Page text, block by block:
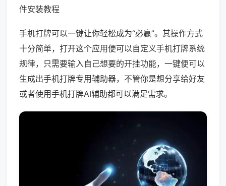
件安装教程
手机打牌可以一键让你轻松成为“必赢”。其操作方式
十分简单，打开这个应用便可以自定义手机打牌系统
规律，只需要输入自己想要的开挂功能，一键便可以
生成出手机打牌专用辅助器，不管你是想分享给好友
或者使用手机打牌AI辅助都可以满足需求。